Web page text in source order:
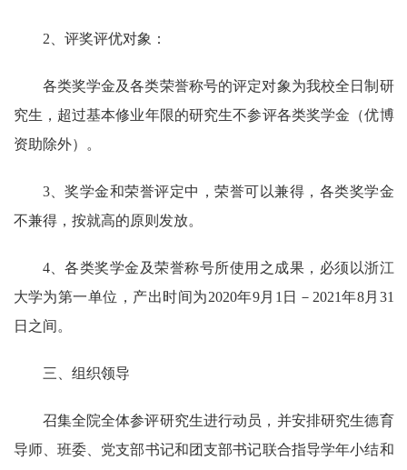
2 、评奖评优对象：
各类奖学金及各类荣誉称号的评定对象为我校全日制研
究生，超过基本修业年限的研究生不参评各类奖学金（优博
资助除外）。
3、奖学金和荣誉评定中，荣誉可以兼得，各类奖学金
不兼得，按就高的原则发放。
4、各类奖学金及荣誉称号所使用之成果，必须以浙江
大学为第一单位，产出时间为2020年9月 1 日－ 2021年8月 31
日之间。
三、组织领导
召集全院全体参评研究生进行动员，并安排研究生德育
导师、班委、党支部书记和团支部书记联合指导学年小结和